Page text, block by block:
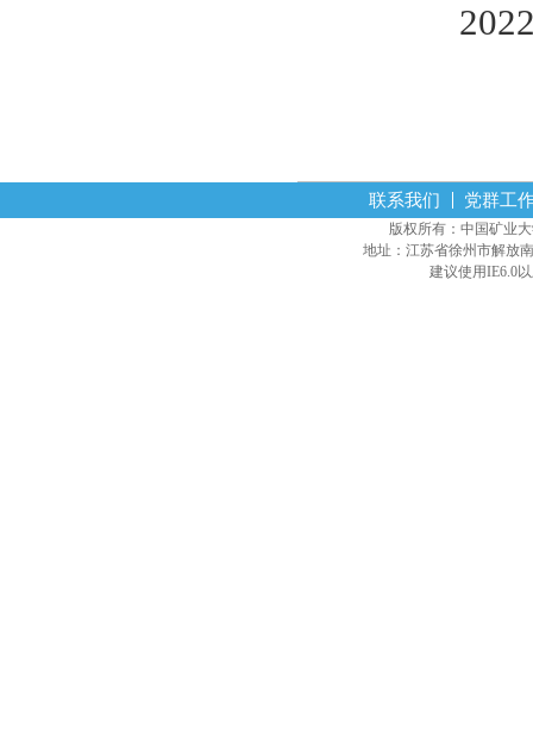
2022年
联系我们 党群工
版权所有：中国矿业
地址：江苏省徐州市解放
建议使用IE6.0